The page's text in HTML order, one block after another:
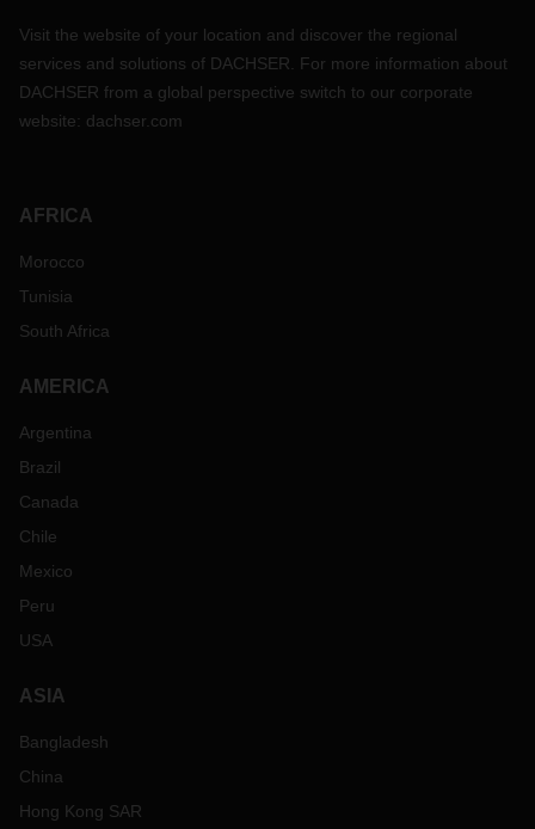
Visit the website of your location and discover the regional
services and solutions of DACHSER. For more information about
DACHSER from a global perspective switch to our corporate
website: dachser.com
AFRICA
Morocco
Tunisia
South Africa
AMERICA
Argentina
Brazil
Canada
Chile
Mexico
Peru
USA
ASIA
Bangladesh
China
Hong Kong SAR